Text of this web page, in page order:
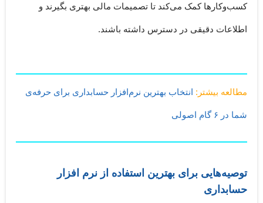
کسب‌وکارها کمک می‌کند تا تصمیمات مالی بهتری بگیرند و
اطلاعات دقیقی در دسترس داشته باشند.
مطالعه بیشتر: انتخاب بهترین نرم‌افزار حسابداری برای حرفه‌ی
شما در ۶ گام اصولی
توصیه‌هایی برای بهترین استفاده از نرم افزار
حسابداری